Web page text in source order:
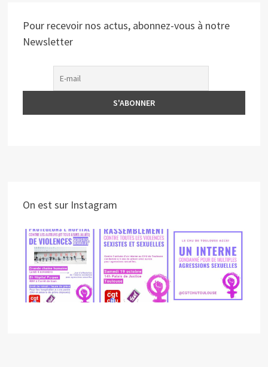
Pour recevoir nos actus, abonnez-vous à notre
Newsletter
On est sur Instagram